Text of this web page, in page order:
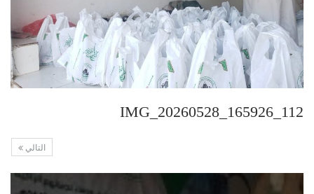
IMG_20260528_165926_112
التالي